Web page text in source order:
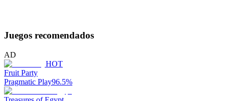
Juegos recomendados
AD
HOT
Fruit Party
Pragmatic Play96.5%